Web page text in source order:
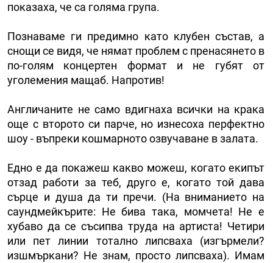
показаха, че са голяма група.
Познаваме ги предимно като клубен състав, а
снощи се видя, че нямат проблем с пренасянето в
по-голям концертен формат и не губят от
уголемения мащаб. Напротив!
Англичаните не само вдигнаха всички на крака
още с второто си парче, но изнесоха перфектно
шоу - въпреки кошмарното озвучаване в залата.
Едно е да покажеш какво можеш, когато екипът
отзад работи за теб, друго е, когато той дава
сърце и душа да ти пречи. (На вниманието на
саундмейкърите: Не бива така, момчета! Не е
хубаво да се съсипва труда на артиста! Четири
или пет линии тотално липсваха (изгърмели?
изшмъркани? Не знам, просто липсваха). Имам